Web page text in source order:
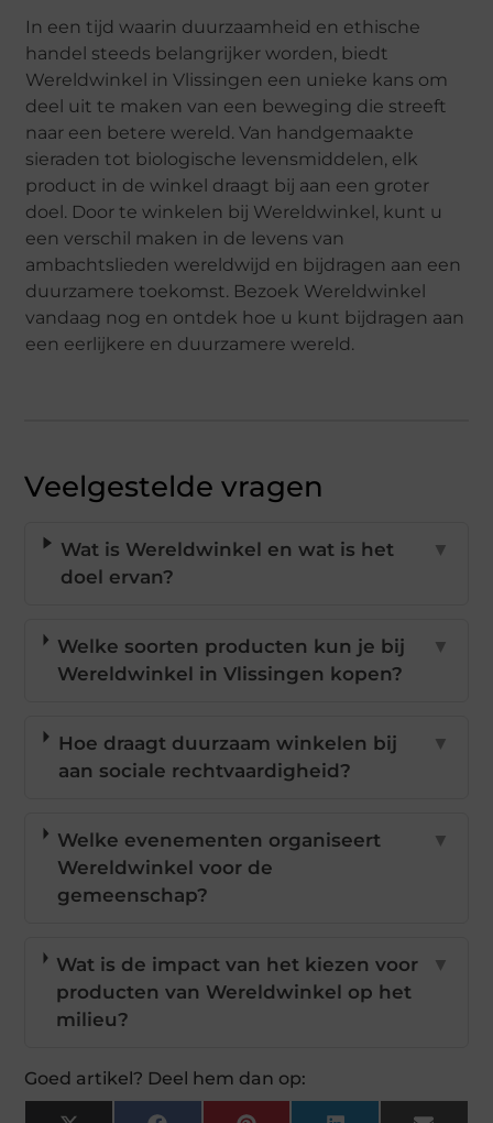
In een tijd waarin duurzaamheid en ethische
handel steeds belangrijker worden, biedt
Wereldwinkel in Vlissingen een unieke kans om
deel uit te maken van een beweging die streeft
naar een betere wereld. Van handgemaakte
sieraden tot biologische levensmiddelen, elk
product in de winkel draagt bij aan een groter
doel. Door te winkelen bij Wereldwinkel, kunt u
een verschil maken in de levens van
ambachtslieden wereldwijd en bijdragen aan een
duurzamere toekomst. Bezoek Wereldwinkel
vandaag nog en ontdek hoe u kunt bijdragen aan
een eerlijkere en duurzamere wereld.
Veelgestelde vragen
Wat is Wereldwinkel en wat is het
doel ervan?
▼
Welke soorten producten kun je bij
Wereldwinkel in Vlissingen kopen?
▼
Hoe draagt duurzaam winkelen bij
aan sociale rechtvaardigheid?
▼
Welke evenementen organiseert
Wereldwinkel voor de
gemeenschap?
▼
Wat is de impact van het kiezen voor
producten van Wereldwinkel op het
milieu?
▼
Goed artikel? Deel hem dan op: